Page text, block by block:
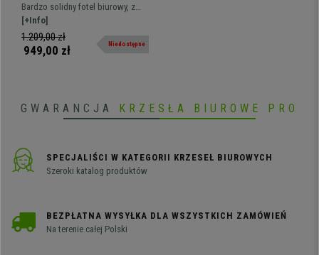
Grube Wypełnienie,
Wzmocniony do 160 kg,
Skóra Kolor Bordowy
Bardzo solidny fotel biurowy, z
miękkim wypełnieniem i tapicerką
ze skóry syntetycznej dostępnej w
wielu kolorach.
[+Info]
1.209,00 zł
949,00 zł Niedostępne
GWARANCJA KRZESŁA BIUROWE PRO
SPECJALIŚCI W KATEGORII KRZESEŁ BIUROWYCH
Szeroki katalog produktów
BEZPŁATNA WYSYŁKA DLA WSZYSTKICH ZAMÓWIEŃ
Na terenie całej Polski